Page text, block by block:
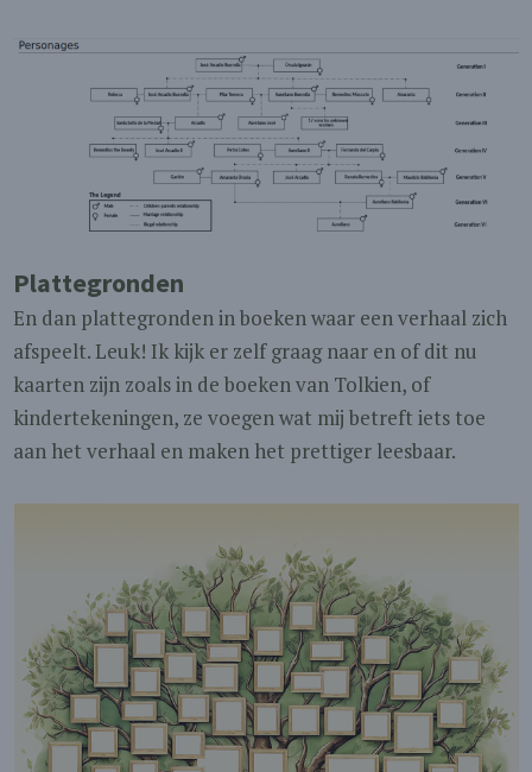
Plattegronden
En dan plattegronden in boeken waar een verhaal zich
afspeelt. Leuk! Ik kijk er zelf graag naar en of dit nu
kaarten zijn zoals in de boeken van Tolkien, of
kindertekeningen, ze voegen wat mij betreft iets toe
aan het verhaal en maken het prettiger leesbaar.